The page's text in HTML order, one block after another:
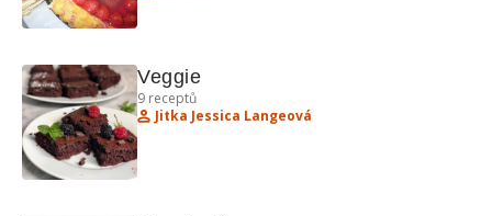
Veggie
9 receptů
Jitka Jessica Langeová